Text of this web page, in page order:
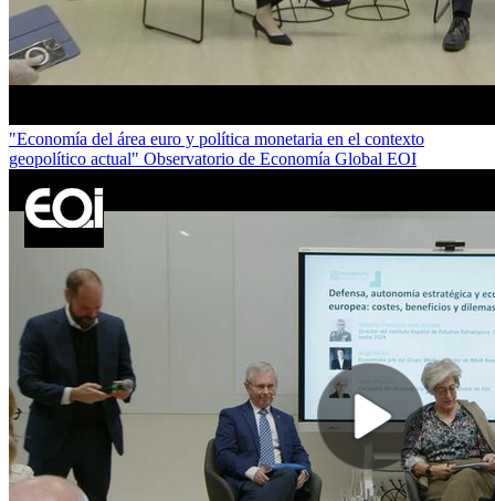
"Economía del área euro y política monetaria en el contexto
geopolítico actual" Observatorio de Economía Global EOI